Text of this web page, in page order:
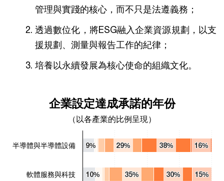
管理與實踐的核心，而不只是法遵義務；
透過數位化，將ESG融入企業資源規劃，以支
援規劃、測量與報告工作的紀律；
培養以永續發展為核心使命的組織文化。
企業設定達成承諾的年份
Bar chart with 6 data series.
（以各產業的比例呈現）
The chart has 1 X axis displaying categories.
The chart has 1 Y axis displaying values. Range: 0 to 100.
企業設定達成承諾的年份
（以各產業的比例呈現）
16%
16%
15%
15%
38%
38%
30%
30%
29%
29%
35%
35%
9%
9%
10%
10%
半導體與半導體設備
軟體服務與科技